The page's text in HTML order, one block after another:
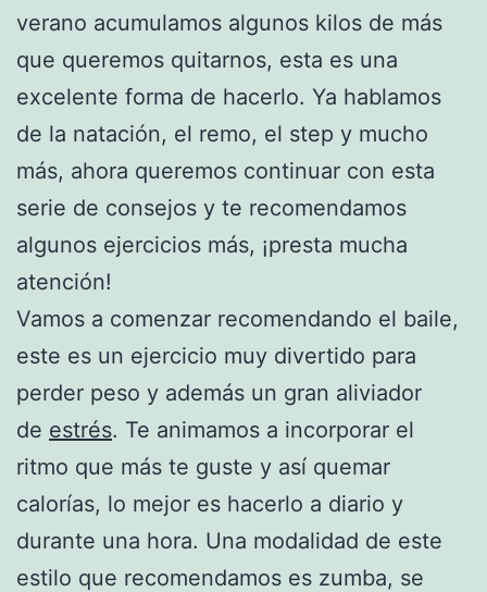
verano acumulamos algunos kilos de más
que queremos quitarnos, esta es una
excelente forma de hacerlo. Ya hablamos
de la natación, el remo, el step y mucho
más, ahora queremos continuar con esta
serie de consejos y te recomendamos
algunos ejercicios más, ¡presta mucha
atención!
Vamos a comenzar recomendando el baile,
este es un ejercicio muy divertido para
perder peso y además un gran aliviador
de estrés. Te animamos a incorporar el
ritmo que más te guste y así quemar
calorías, lo mejor es hacerlo a diario y
durante una hora. Una modalidad de este
estilo que recomendamos es zumba, se